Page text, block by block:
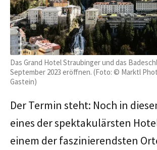
Das Grand Hotel Straubinger und das
September 2023 eröffnen. (Foto: © Marktl
Gastein)
Der Termin steht: Noch in
eines der spektakulärsten
einem der faszinierendsten